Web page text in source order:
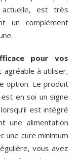
actuelle, est très
un complément
pour vos
agréable à utiliser,
option. Le produit
en soi un signe
est intégré
une alimentation
une cure minimum
vous avez